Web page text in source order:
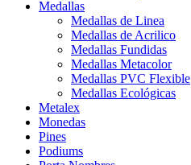
Medallas
Medallas de Linea
Medallas de Acrilico
Medallas Fundidas
Medallas Metacolor
Medallas PVC Flexible
Medallas Ecológicas
Metalex
Monedas
Pines
Podiums